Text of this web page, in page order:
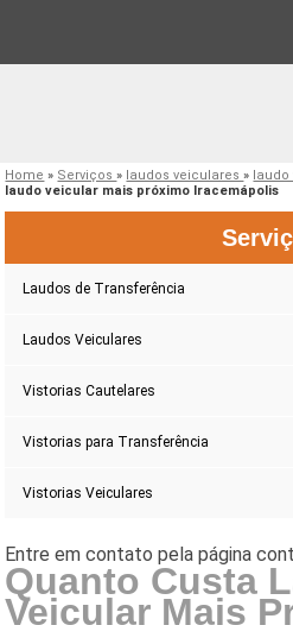
Home » Serviços» laudos veiculares»
laudo veicular mais próximo Iracemápolis
Laudos de Transferência
Laudos Veiculares
Vistorias Cautelares
Vistorias para Transferência
Vistorias Veiculares
Quanto Custa
Veicular Mais